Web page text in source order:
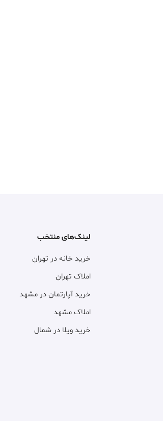
لینک‌های منتخب
خرید خانه در تهران
املاک تهران
خرید آپارتمان در مشهد
املاک مشهد
خرید ویلا در شمال